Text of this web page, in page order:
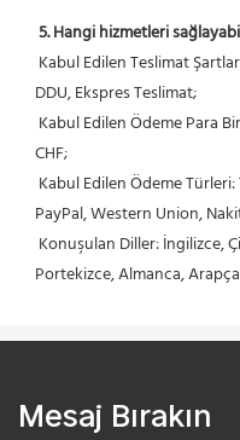
5. Hangi hizmetleri
DDU, Ekspres Teslimat;
CHF;
PayPal, Western Union,
Portekizce, Almanca,
Mesaj Bırakın